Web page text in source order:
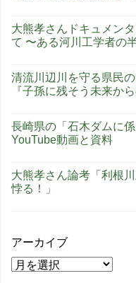
大熊孝さんドキュメン
て 〜ある河川工学者の
清流川辺川を守る県民
『子孫に残そう未来か
長崎県の「石木ダムに
YouTube動画と資料
大熊孝さん論考「利根
悖る！」
アーカイブ